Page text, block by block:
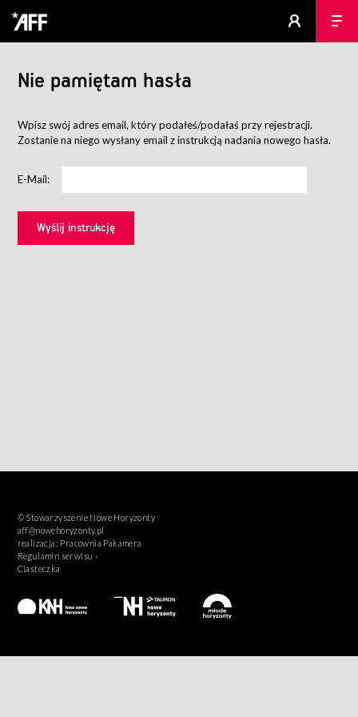
Nie pamiętam hasła
Wpisz swój adres email, który podałeś/podałaś przy rejestracji.
Zostanie na niego wysłany email z instrukcją nadania nowego hasła.
E-Mail:
© Stowarzyszenie Nowe Horyzonty
aff@nowehoryzonty.pl
realizacja: Pracownia Pakamera
Regulamin serwisu ›
Ciasteczka